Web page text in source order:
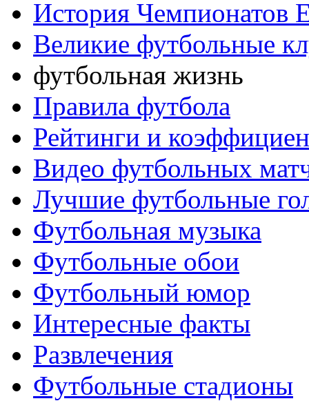
История Чемпионатов
Великие футбольные
футбольная жизнь
Правила футбола
Рейтинги и
Видео футбольных
Лучшие футбольные
Футбольная музыка
Футбольные обои
Футбольный юмор
Интересные факты
Развлечения
Футбольные стадионы